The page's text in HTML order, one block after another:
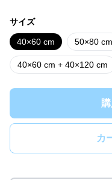
サイズ
40×60 cm 50×80 cm
40×60 cm + 40×120 cm
カ